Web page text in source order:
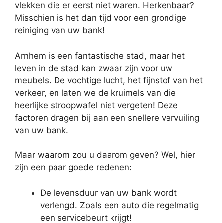
vlekken die er eerst niet waren. Herkenbaar?
Misschien is het dan tijd voor een grondige
reiniging van uw bank!
Arnhem is een fantastische stad, maar het
leven in de stad kan zwaar zijn voor uw
meubels. De vochtige lucht, het fijnstof van het
verkeer, en laten we de kruimels van die
heerlijke stroopwafel niet vergeten! Deze
factoren dragen bij aan een snellere vervuiling
van uw bank.
Maar waarom zou u daarom geven? Wel, hier
zijn een paar goede redenen:
De levensduur van uw bank wordt
verlengd. Zoals een auto die regelmatig
een servicebeurt krijgt!